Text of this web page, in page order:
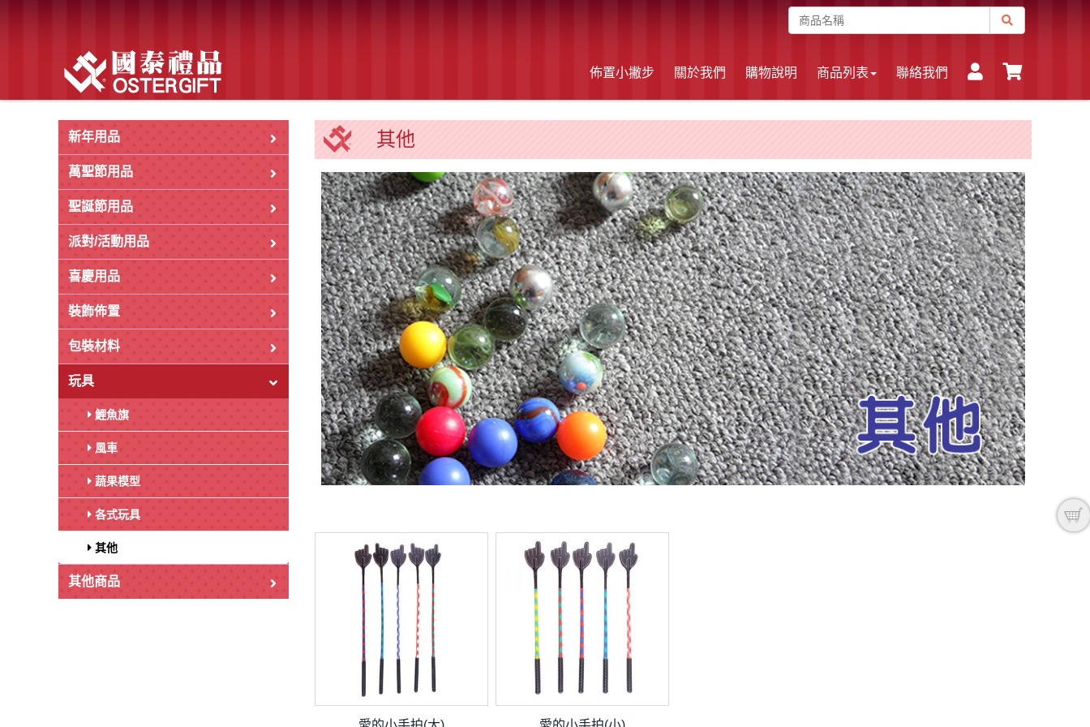
佈置小撇步 關於我們 購物說明 商品列表 聯絡我們
新年用品
萬聖節用品
聖誕節用品
派對/活動用品
喜慶用品
裝飾佈置
包裝材料
玩具
鯉魚旗
風車
蔬果模型
各式玩具
其他
其他商品
其他